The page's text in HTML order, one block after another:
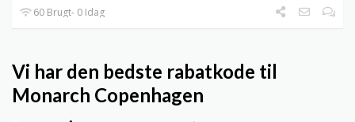
60 Brugt- 0 Idag
Vi har den bedste rabatkode til
Monarch Copenhagen